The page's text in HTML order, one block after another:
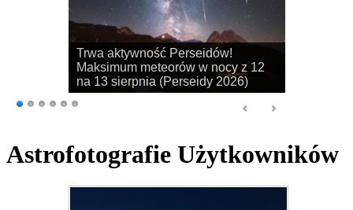
Rozpoczyna się sezon na
obserwacje obłoków srebrzystych!
Astrofotografie Użytkowników